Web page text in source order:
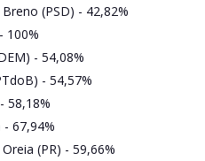
Breno (PSD) - 42,82%
100%
- 54,08%
- 54,57%
58,18%
- 67,94%
(PR) - 59,66%